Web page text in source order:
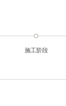
施工阶段